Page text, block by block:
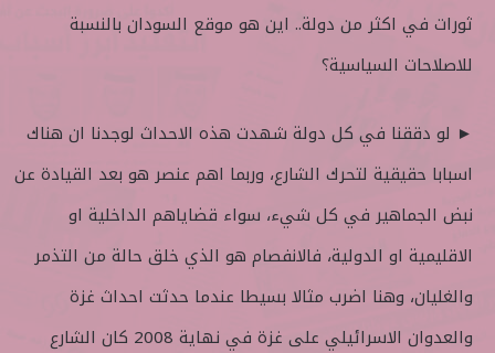
ثورات في اكثر من دولة.. اين هو موقع السودان بالنسبة
للاصلاحات السياسية؟
► لو دققنا في كل دولة شهدت هذه الاحداث لوجدنا ان هناك
اسبابا حقيقية لتحرك الشارع، وربما اهم عنصر هو بعد القيادة عن
نبض الجماهير في كل شيء، سواء قضاياهم الداخلية او
الاقليمية او الدولية، فالانفصام هو الذي خلق حالة من التذمر
والغليان، وهنا اضرب مثالا بسيطا عندما حدثت احداث غزة
والعدوان الاسرائيلي على غزة في نهاية 2008 كان الشارع